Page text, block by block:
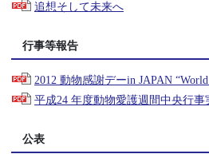
追想そして未来へ
行事等報告
2012 動物感謝デーin JAPAN
平成24 年度動物愛護週間中央行事
公表